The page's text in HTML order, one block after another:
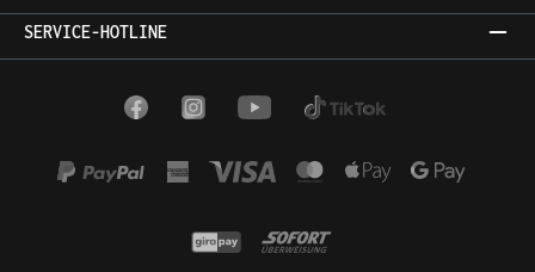
SERVICE-HOTLINE